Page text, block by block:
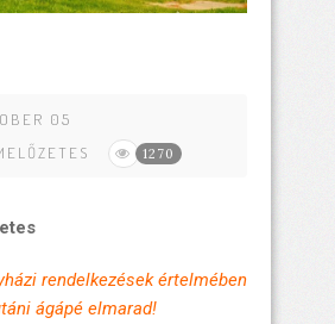
05
1270
rendelkezések értelmében
ágápé elmarad!